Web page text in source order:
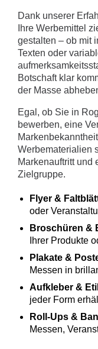
Dank unserer
Ihre Werbemittel
gestalten – ob mit
Texten oder
Botschaft klar
der Masse
Egal, ob Sie in
bewerben, eine
Werbematerialien
Markenauftritt und
Zielgruppe.
Flyer &
oder
Broschüren &
Ihrer Produkte
Plakate &
Messen in
Aufkleber &
jeder Form
Roll-Ups &
Messen,